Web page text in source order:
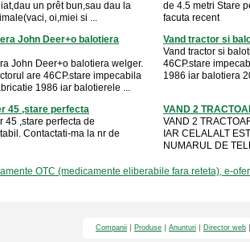
un prêt bun,sau dau la
oi,miei si ...
de 4.5 metri Stare
facuta recent
John Deer+o balotiera
John Deer+o balotiera welger.
are 46CP.stare impecabila
1986 iar balotierele ...
Vand tractor si
Vand tractor si
46CP.stare
1986 iar balotiera
45 ,stare perfecta
45 ,stare perfecta de
Contactati-ma la nr de
VAND 2
VAND 2
IAR CELALALT
NUMARUL DE
OTC (medicamente eliberabile fara reteta), e-
Companii Produse Anunturi Director web